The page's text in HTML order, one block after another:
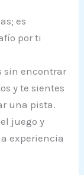
es
por ti
sin encontrar
y te sientes
una pista.
juego y
experiencia